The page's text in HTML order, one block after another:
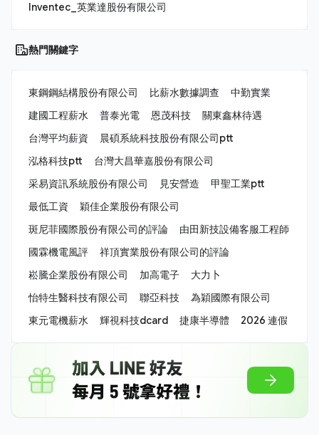
Inventec_英業達股份有限公司
熱門關鍵字
東鋼鋼結構股份有限公司 比薪水數據調查
中勤實業
建國工程薪水
普泰光電 恩茂科技
關東鑫林待遇
台灣平均薪資
晨碩系統科技股份有限公司ptt
泓格科技ptt
台灣大昌華嘉股份有限公司
采易資訊系統股份有限公司
見安營造
甲聖工業ptt
最低工資
穎佳企業股份有限公司
斑尼菲國際股份有限公司的評論
由田新技設備客服工程師
國霖機電風評
祥頂實業股份有限公司的評論
崧騰企業股份有限公司
加高電子
大力卜
怡特生醫科技有限公司
聯亞科技
為穎國際有限公司
東元電機薪水
輝視科技dcard 捷康半導體 2026 連假